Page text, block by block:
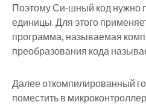
Поэтому Си-шный код нужно
единицы. Для этого
программа, называемая
преобразования кода
Далее откомпилированный
поместить в